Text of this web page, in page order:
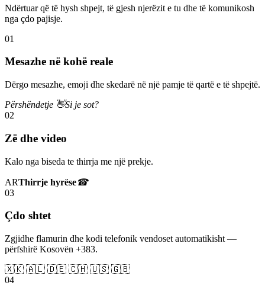
Ndërtuar që të hysh shpejt, të gjesh njerëzit e tu dhe të komunikosh
nga çdo pajisje.
01
Mesazhe në kohë reale
Dërgo mesazhe, emoji dhe skedarë në një pamje të qartë e të shpejtë.
Përshëndetje 👋Si je sot?
02
Zë dhe video
Kalo nga biseda te thirrja me një prekje.
ARThirrje hyrëse☎
03
Çdo shtet
Zgjidhe flamurin dhe kodi telefonik vendoset automatikisht —
përfshirë Kosovën +383.
🇽🇰 🇦🇱 🇩🇪 🇨🇭 🇺🇸 🇬🇧
04